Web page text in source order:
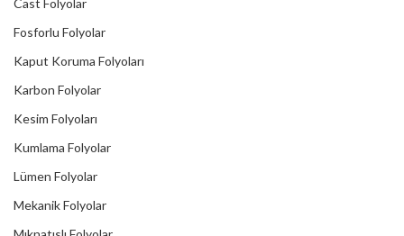
Cast Folyolar
Fosforlu Folyolar
Kaput Koruma Folyoları
Karbon Folyolar
Kesim Folyoları
Kumlama Folyolar
Lümen Folyolar
Mekanik Folyolar